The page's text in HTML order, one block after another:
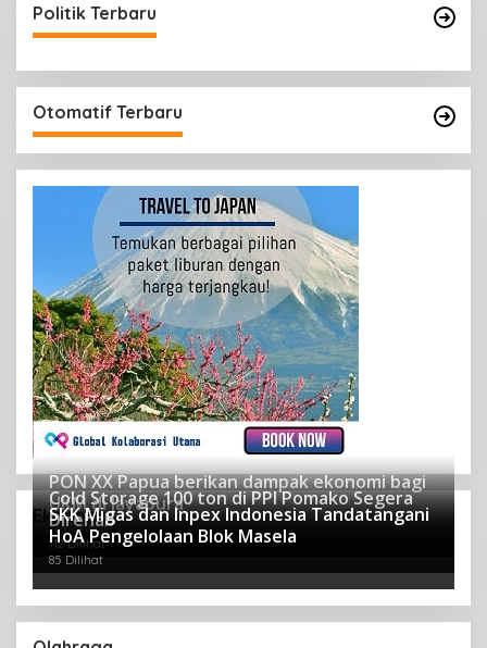
Politik Terbaru
Otomatif Terbaru
Ekonomi
PON XX Papua berikan dampak ekonomi bagi
UKM di Jayapura
124 Dilihat
Cold Storage 100 ton di PPI Pomako Segera
Direhab
112 Dilihat
SKK Migas dan Inpex Indonesia Tandatangani
HoA Pengelolaan Blok Masela
85 Dilihat